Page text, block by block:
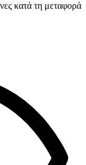
κατά τη μεταφορά